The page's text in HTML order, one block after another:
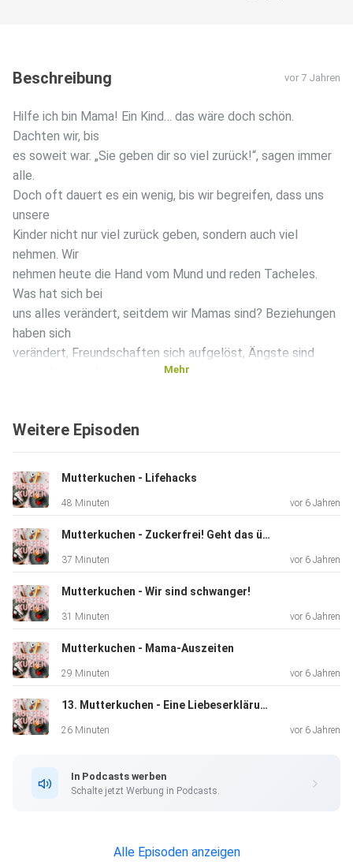
Beschreibung vor 7 Jahren
Hilfe ich bin Mama! Ein Kind… das wäre doch schön.
Dachten wir, bis
es soweit war. „Sie geben dir so viel zurück!“, sagen immer
alle.
Doch oft dauert es ein wenig, bis wir begreifen, dass uns
unsere
Kinder nicht nur viel zurück geben, sondern auch viel
nehmen. Wir
nehmen heute die Hand vom Mund und reden Tacheles.
Was hat sich bei
uns alles verändert, seitdem wir Mamas sind? Beziehungen
haben sich
verändert, Freundschaften sich aufgelöst, Ängste sind
weh tut und kaum in die Brust passt. Denn egal, wie
anstrengend das Leben mit Kind oft ist, am Ende zählt
doch nur
eins: es ist auch – und besonders – schrecklich schön!
Ach… aber
was erzählen wir hier eigentlich: Hört doch einfach selber
Mehr
Weitere Episoden
Mutterkuchen - Lifehacks
48 Minuten vor 6 Jahren
Mutterkuchen - Zuckerfrei! Geht das überhaupt?
37 Minuten vor 6 Jahren
Mutterkuchen - Wir sind schwanger!
31 Minuten vor 6 Jahren
Mutterkuchen - Mama-Auszeiten
29 Minuten vor 6 Jahren
13. Mutterkuchen - Eine Liebeserklärung an unsere Heimatstadt Hamburg
26 Minuten vor 6 Jahren
In Podcasts werben
Schalte jetzt Werbung in Podcasts.
Alle Episoden anzeigen